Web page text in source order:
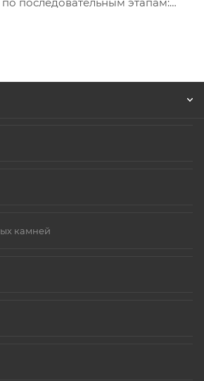
последовательным этапам:
камней